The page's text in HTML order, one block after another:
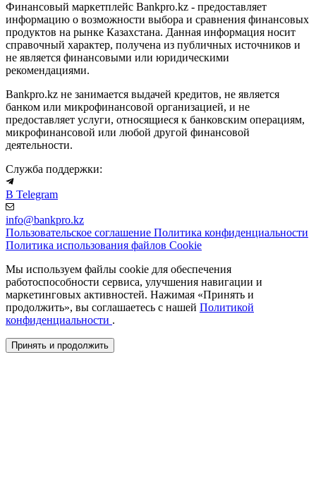
Финансовый маркетплейс Bankpro.kz - предоставляет
информацию о возможности выбора и сравнения финансовых
продуктов на рынке Казахстана. Данная информация носит
справочный характер, получена из публичных источников и
не является финансовыми или юридическими
рекомендациями.
Bankpro.kz не занимается выдачей кредитов, не является
банком или микрофинансовой организацией, и не
предоставляет услуги, относящиеся к банковским операциям,
микрофинансовой или любой другой финансовой
деятельности.
Служба поддержки:
В Telegram
info@bankpro.kz
Пользовательское соглашение Политика конфиденциальности
Политика использования файлов Cookie
Мы используем файлы cookie для обеспечения
работоспособности сервиса, улучшения навигации и
маркетинговых активностей. Нажимая «Принять и
продолжить», вы соглашаетесь с нашей Политикой
конфиденциальности .
Принять и продолжить